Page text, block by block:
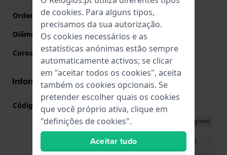
Ordenar vidro
Safira
Diâmetro do vidro
33.50
Coroa
Coroa de puxar
Informações movimento
Código do movimento nº 80.111 (Ver especificações
Descarregar o manual (English)
Descarregar o manual
(Portuguese)
de cookies. Para alguns tipos,
precisamos da sua autorização.
Os cookies necessários e as
estatísticas anónimas estão sempre
automaticamente activos; se clicar
em "aceitar todos os cookies", aceita
também os cookies opcionais. Se
pretender escolher quais os cookies
que você próprio ativa, clique em
"definições de cookies".
Aceitar tudo